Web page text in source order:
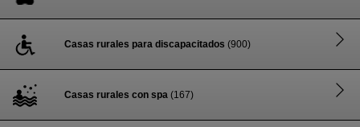
Casas rurales para discapacitados (900)
Casas rurales con spa (167)